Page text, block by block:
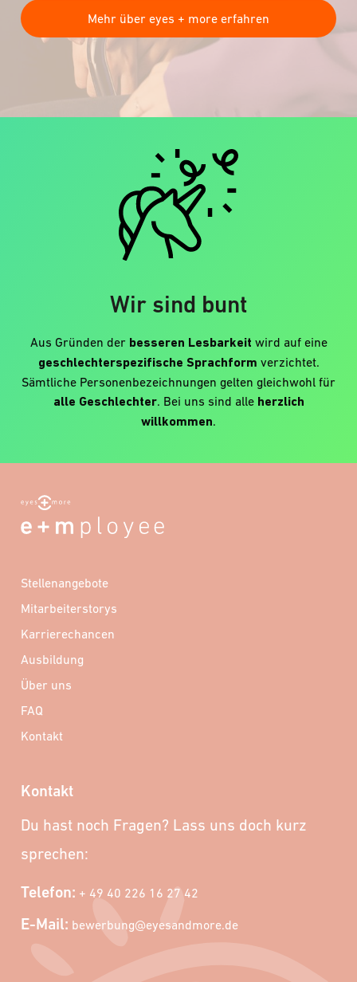
Mehr über eyes + more erfahren
Wir sind bunt
Aus Gründen der besseren Lesbarkeit wird auf eine
geschlechterspezifische Sprachform verzichtet.
Sämtliche Personenbezeichnungen gelten gleichwohl für
alle Geschlechter. Bei uns sind alle herzlich
willkommen.
Stellenangebote
Mitarbeiterstorys
Karrierechancen
Ausbildung
Über uns
FAQ
Kontakt
Kontakt
Du hast noch Fragen? Lass uns doch kurz
sprechen:
Telefon: + 49 40 226 16 27 42
E-Mail: bewerbung@eyesandmore.de